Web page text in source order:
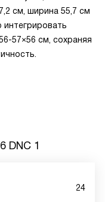
см, ширина 55,7 см
интегрировать
57×56 см, сохраняя
DNC 1
24